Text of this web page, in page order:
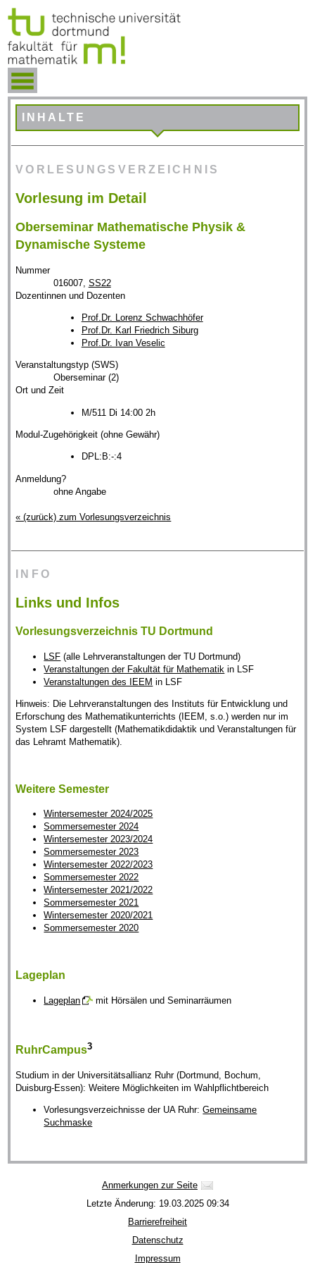
INHALTE
VORLESUNGSVERZEICHNIS
Vorlesung im Detail
Oberseminar Mathematische Physik &
Dynamische Systeme
Nummer
016007, SS22
Dozentinnen und Dozenten
Prof.Dr. Lorenz Schwachhöfer
Prof.Dr. Karl Friedrich Siburg
Prof.Dr. Ivan Veselic
Veranstaltungstyp (SWS)
Oberseminar (2)
Ort und Zeit
M/511 Di 14:00 2h
Modul-Zugehörigkeit (ohne Gewähr)
DPL:B:-:4
Anmeldung?
ohne Angabe
« (zurück) zum Vorlesungsverzeichnis
INFO
Links und Infos
Vorlesungsverzeichnis TU Dortmund
LSF (alle Lehrveranstaltungen der TU Dortmund)
Veranstaltungen der Fakultät für Mathematik in LSF
Veranstaltungen des IEEM in LSF
Hinweis: Die Lehrveranstaltungen des Instituts für Entwicklung und
Erforschung des Mathematikunterrichts (IEEM, s.o.) werden nur im
System LSF dargestellt (Mathematikdidaktik und Veranstaltungen für
das Lehramt Mathematik).
Weitere Semester
Wintersemester 2024/2025
Sommersemester 2024
Wintersemester 2023/2024
Sommersemester 2023
Wintersemester 2022/2023
Sommersemester 2022
Wintersemester 2021/2022
Sommersemester 2021
Wintersemester 2020/2021
Sommersemester 2020
Lageplan
Lageplan mit Hörsälen und Seminarräumen
RuhrCampus3
Studium in der Universitätsallianz Ruhr (Dortmund, Bochum,
Duisburg-Essen): Weitere Möglichkeiten im Wahlpflichtbereich
Vorlesungsverzeichnisse der UA Ruhr:Gemeinsame
Suchmaske
Anmerkungen zur Seite
Letzte Änderung: 19.03.2025 09:34
Barrierefreiheit
Datenschutz
Impressum